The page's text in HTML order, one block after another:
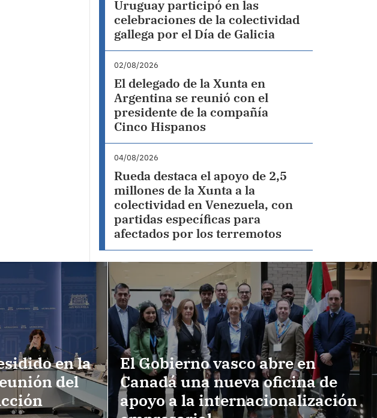
Uruguay participó en las
celebraciones de la colectividad
gallega por el Día de Galicia
02/08/2026
El delegado de la Xunta en
Argentina se reunió con el
presidente de la compañía
Cinco Hispanos
04/08/2026
Rueda destaca el apoyo de 2,5
millones de la Xunta a la
colectividad en Venezuela, con
partidas específicas para
afectados por los terremotos
en la
del
El Gobierno vasco abre en
Canadá una nueva oficina de
apoyo a la internacionalización